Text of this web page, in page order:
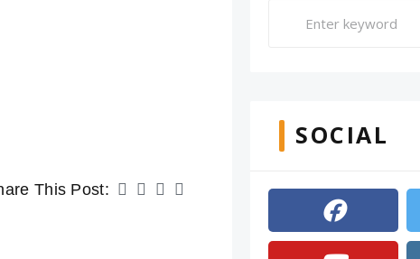
This Post:
SOCIAL